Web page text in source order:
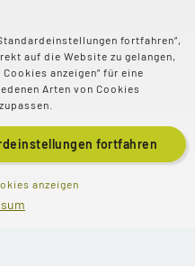
fortfahren“,
auf die Website zu gelangen,
anzeigen“ für eine
Arten von Cookies
fortfahren
anzeigen